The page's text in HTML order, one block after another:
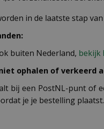
in de laatste stap
buiten Nederland, bekijk
ophalen of verkeerd
bij een PostNL-punt of
je je bestelling plaatst.